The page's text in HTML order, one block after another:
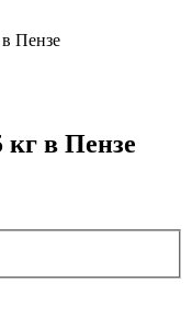
Пензе
кг в Пензе